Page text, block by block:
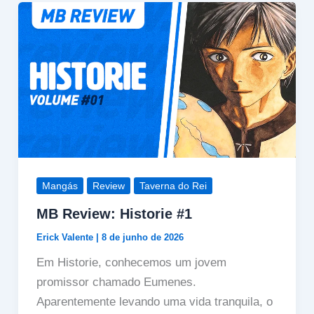
Mangás Review Taverna do Rei
MB Review: Historie #1
Erick Valente 8 de junho de 2026
Em Historie, conhecemos um jovem
promissor chamado Eumenes.
Aparentemente levando uma vida tranquila, o